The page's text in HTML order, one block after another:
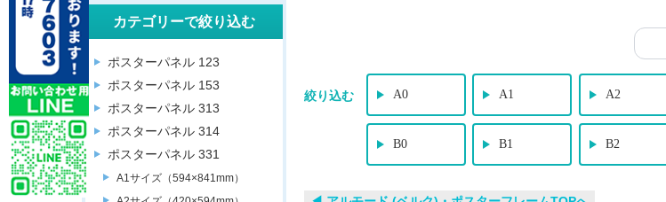
絞り込む A0 A1 A2
B0 B1 B2
カテゴリーで絞り込む
ポスターパネル 123
ポスターパネル 153
ポスターパネル 313
ポスターパネル 314
ポスターパネル 331
A1サイズ（594×841mm）